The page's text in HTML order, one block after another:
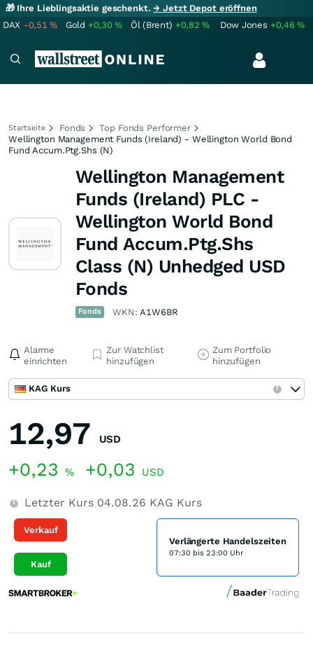
🎁 Ihre Lieblingsaktie geschenkt.→ Jetzt Depot eröffnen
DAX -0,51% Gold +0,30% Öl (Brent) +0,82% Dow Jones +0,46%
Startseite Fonds
Top Fonds Performer
Wellington Management Funds (Ireland) - Wellington World Bond
Fund Accum.Ptg.Shs (N)
Wellington Management
Funds (Ireland) PLC -
Wellington World Bond
Fund Accum.Ptg.Shs
Class (N) Unhedged USD
Fonds
Fonds WKN:A1W6BR
Alarme
einrichten
Zur Watchlist
hinzufügen
Zum Portfolio
hinzufügen
KAG Kurs
12,97 USD
+0,23 % +0,03 USD
Letzter Kurs 04.08.26 KAG Kurs
Verkauf
Kauf
Verlängerte Handelszeiten
07:30 bis 23:00 Uhr